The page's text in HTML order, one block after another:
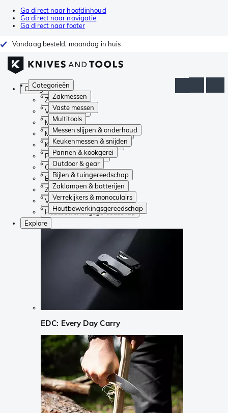
Ga direct naar hoofdinhoud
Ga direct naar navigatie
Ga direct naar footer
Vandaag besteld, maandag in huis
Categorieën
Zakmessen
Vaste messen
Multitools
Messen slijpen & onderhoud
Keukenmessen & snijden
Pannen & kookgerei
Outdoor & gear
Bijlen & tuingereedschap
Zaklampen & batterijen
Verrekijkers & monoculairs
Houtbewerkingsgereedschap
Categorieën
Zakmessen
Vaste messen
Multitools
Messen slijpen & onderhoud
Keukenmessen & snijden
Pannen & kookgerei
Outdoor & gear
Bijlen & tuingereedschap
Zaklampen & batterijen
Verrekijkers & monoculairs
Houtbewerkingsgereedschap
Explore
EDC: Every Day Carry